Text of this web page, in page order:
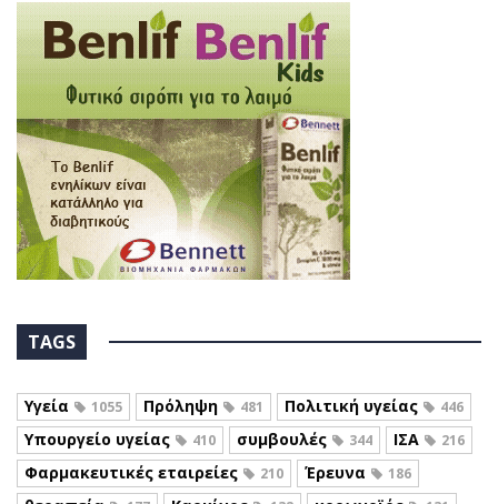
TAGS
Υγεία 1055 Πρόληψη 481 Πολιτική υγείας 446
Υπουργείο υγείας 410 συμβουλές 344 ΙΣΑ 216
Φαρμακευτικές εταιρείες 210 Έρευνα 186